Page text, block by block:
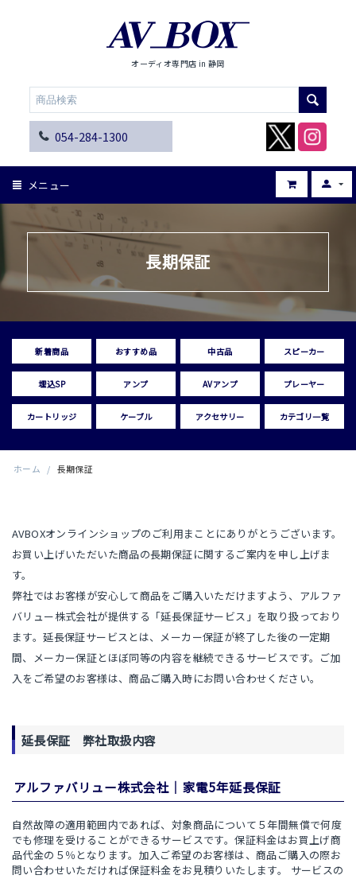
オーディオ専門店 in 静岡
054-284-1300
メニュー
長期保証
新着商品 おすすめ品 中古品 スピーカー
埋込SP アンプ AVアンプ プレーヤー
カートリッジ ケーブル アクセサリー カテゴリ一覧
ホーム / 長期保証
AVBOXオンラインショップのご利用まことにありがとうございます。
お買い上げいただいた商品の長期保証に関するご案内を申し上げま
す。
弊社ではお客様が安心して商品をご購入いただけますよう、アルファ
バリュー株式会社が提供する「延長保証サービス」を取り扱っており
ます。延長保証サービスとは、メーカー保証が終了した後の一定期
間、メーカー保証とほぼ同等の内容を継続できるサービスです。ご加
入をご希望のお客様は、商品ご購入時にお問い合わせください。
延長保証 弊社取扱内容
アルファバリュー株式会社｜家電5年延長保証
自然故障の適用範囲内であれば、対象商品について５年間無償で何度
でも修理を受けることができるサービスです。保証料金はお買上げ商
品代金の５％となります。加入ご希望のお客様は、商品ご購入の際お
問い合わせいただければ保証料金をお見積りいたします。 サービスの